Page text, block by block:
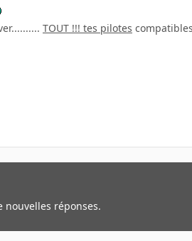
TOUT !!! tes pilotes
nouvelles réponses.